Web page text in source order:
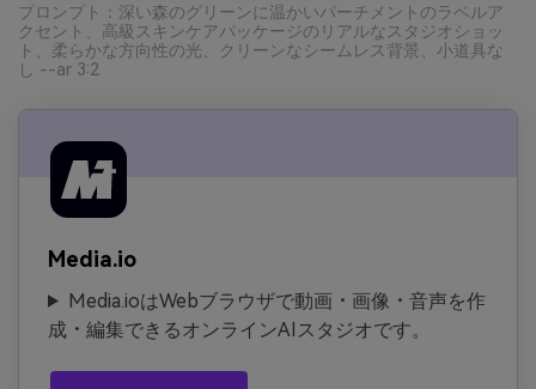
プロンプト：深い森のグリーンに温かいパーチメントのラベルア
クセント、高級スキンケアパッケージのリアルなスタジオショッ
ト、柔らかな方向性の光、クリーンなシームレス背景、小道具な
し --ar 3:2
Media.io
Media.ioはWebブラウザで動画・画像・音声を作
成・編集できるオンラインAIスタジオです。